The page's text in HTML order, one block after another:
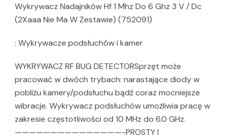
Wykrywacz Nadajników Hf 1 Mhz Do 6 Ghz 3 V / Dc
(2Xaaa Nie Ma W Zestawie) (752091)
: Wykrywacze podsłuchów i kamer
WYKRYWACZ RF BUG DETECTORSprzęt może
pracować w dwóch trybach: narastające diody w
pobliżu kamery/podsłuchu bądź coraz mocniejsze
wibracje. Wykrywacz podsłuchów umożliwia pracę w
zakresie częstotliwości od 10 MHz do 6.0 GHz.
———————————————-PROSTY I